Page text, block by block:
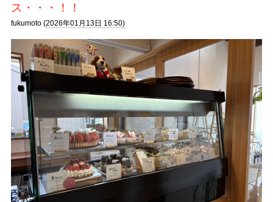
ス・・・！！
fukumoto (2026年01月13日 16:50)